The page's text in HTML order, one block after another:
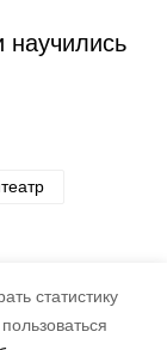
статистику
научились